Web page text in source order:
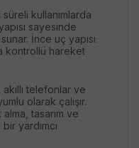
kullanımlarda
sayesinde
İnce uç yapısı
kontrollü hareket
telefonlar ve
olarak çalışır.
tasarım ve
yardımcı